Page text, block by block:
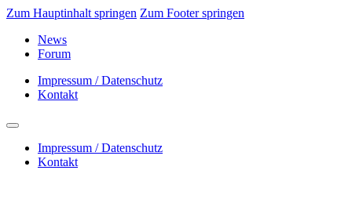
Zum Hauptinhalt springen Zum Footer springen
News
Forum
Impressum / Datenschutz
Kontakt
Impressum / Datenschutz
Kontakt